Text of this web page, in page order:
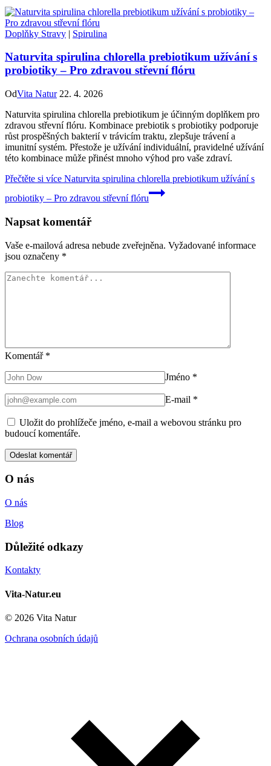
Doplňky Stravy | Spirulina
Naturvita spirulina chlorella prebiotikum užívání s
probiotiky – Pro zdravou střevní flóru
OdVita Natur 22. 4. 2026
Naturvita spirulina chlorella prebiotikum je účinným doplňkem pro
zdravou střevní flóru. Kombinace prebiotik s probiotiky podporuje
růst prospěšných bakterií v trávicím traktu, zlepšuje trávení a
imunitní systém. Přestože je užívání individuální, pravidelné užívání
této kombinace může přinést mnoho výhod pro vaše zdraví.
Přečtěte si více Naturvita spirulina chlorella prebiotikum užívání s
probiotiky – Pro zdravou střevní flóru
Napsat komentář
Vaše e-mailová adresa nebude zveřejněna. Vyžadované informace
jsou označeny *
Komentář *
Jméno *
E-mail *
Uložit do prohlížeče jméno, e-mail a webovou stránku pro
budoucí komentáře.
O nás
O nás
Blog
Důležité odkazy
Kontakty
Vita-Natur.eu
© 2026 Vita Natur
Ochrana osobních údajů